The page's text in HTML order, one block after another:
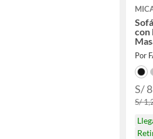
con
Por
S/
S/